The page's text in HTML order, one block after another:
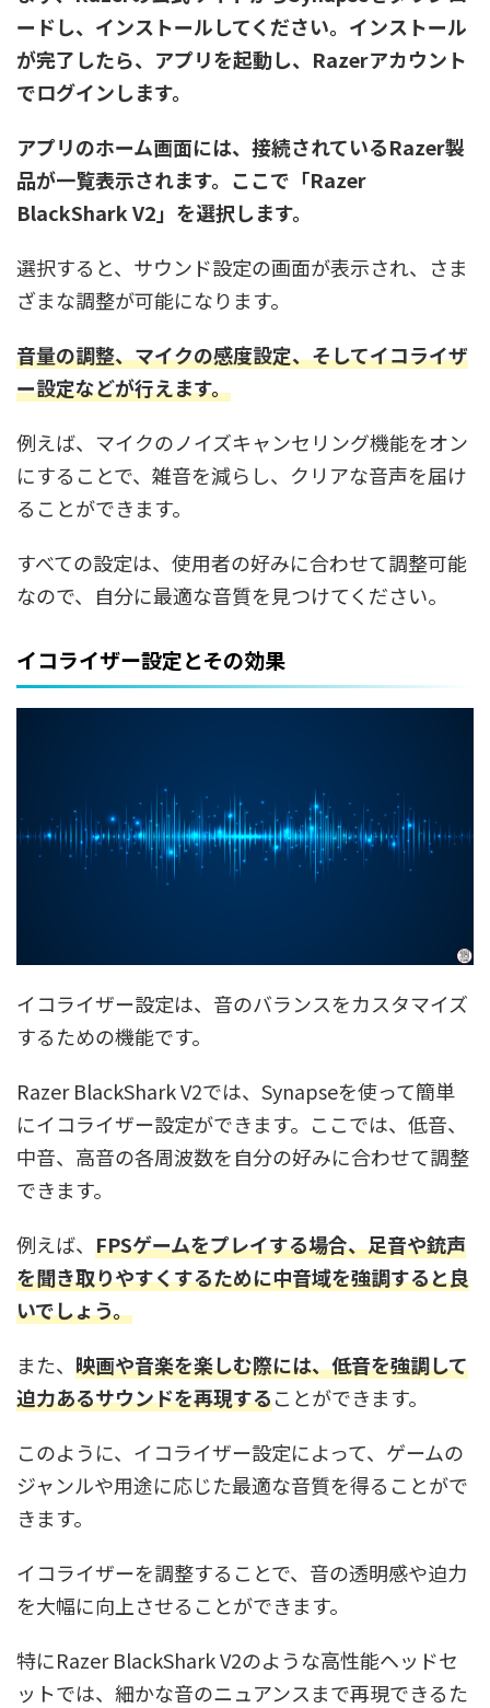
ードし、インストールしてください。インストール
が完了したら、アプリを起動し、Razerアカウント
でログインします。
アプリのホーム画面には、接続されているRazer製
品が一覧表示されます。ここで「Razer
BlackShark V2」を選択します。
選択すると、サウンド設定の画面が表示され、さま
ざまな調整が可能になります。
音量の調整、マイクの感度設定、そしてイコライザ
ー設定などが行えます。
例えば、マイクのノイズキャンセリング機能をオン
にすることで、雑音を減らし、クリアな音声を届け
ることができます。
すべての設定は、使用者の好みに合わせて調整可能
なので、自分に最適な音質を見つけてください。
イコライザー設定とその効果
イコライザー設定は、音のバランスをカスタマイズ
するための機能です。
Razer BlackShark V2では、Synapseを使って簡単
にイコライザー設定ができます。ここでは、低音、
中音、高音の各周波数を自分の好みに合わせて調整
できます。
例えば、 FPSゲームをプレイする場合、足音や銃声
を聞き取りやすくするために中音域を強調すると良
いでしょう。
また、 映画や音楽を楽しむ際には、低音を強調して
迫力あるサウンドを再現することができます。
このように、イコライザー設定によって、ゲームの
ジャンルや用途に応じた最適な音質を得ることがで
きます。
イコライザーを調整することで、音の透明感や迫力
を大幅に向上させることができます。
特にRazer BlackShark V2のような高性能ヘッドセ
ットでは、細かな音のニュアンスまで再現できるた